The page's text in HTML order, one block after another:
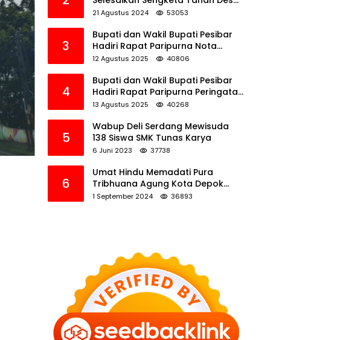
Tawamalewe
21 Agustus 2024 53053
3
Bupati dan Wakil Bupati Pesibar
Hadiri Rapat Paripurna Nota
Keuangan Ranperda APBD
12 Agustus 2025 40806
4
Bupati dan Wakil Bupati Pesibar
Hadiri Rapat Paripurna Peringatan
HUT Ke-12 Pesibar
13 Agustus 2025 40268
5
Wabup Deli Serdang Mewisuda
138 Siswa SMK Tunas Karya
6 Juni 2023 37738
6
Umat Hindu Memadati Pura
Tribhuana Agung Kota Depok
Jawa Barat
1 September 2024 36893